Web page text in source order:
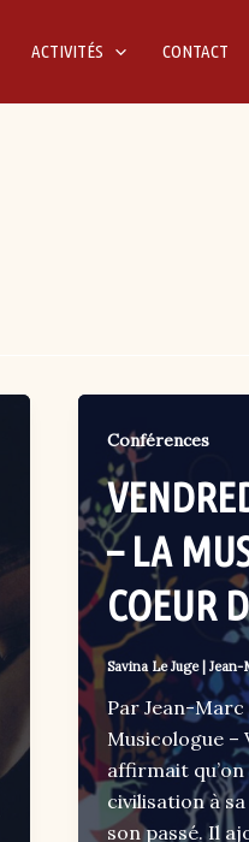
ACTIVITÉS CONTACT
Conférences
– LA
COEUR
Savina Le Juge | Jean-
Par Jean-
Musicologue –
affirmait
civilisation à
son passé. Il